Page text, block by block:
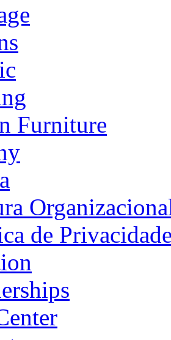
Furniture
de